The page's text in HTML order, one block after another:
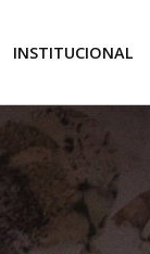
INSTITUCIONAL